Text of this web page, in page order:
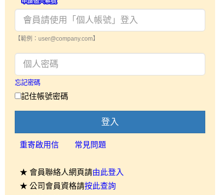
【範例：user@company.com】
忘記密碼
記住帳號密碼
登入
重寄啟用信 常見問題
★ 會員聯絡人網頁請由此登入
★ 公司會員資格請按此查詢